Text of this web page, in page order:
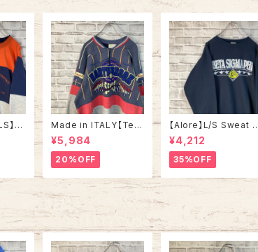
】S
ロゴ
Made in ITALY【Teq
uila Boom】L/S Swe
at/Trainer XL 90s ハ
ーフジップスウェット ト
レーナー マルチカラー
レーシング イタリア製
Euro ユーロ 古着
¥5,984
20%OFF
【Alore】L/S Sweat L
Made in USA 90s 社
交クラブ プロモーショ
ン スウェット トレーナー
USA製 vintage ヴィン
テージ アメリカ USA
古着
¥4,212
35%OFF